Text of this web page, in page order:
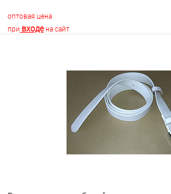
оптовая цена
при входена сайт